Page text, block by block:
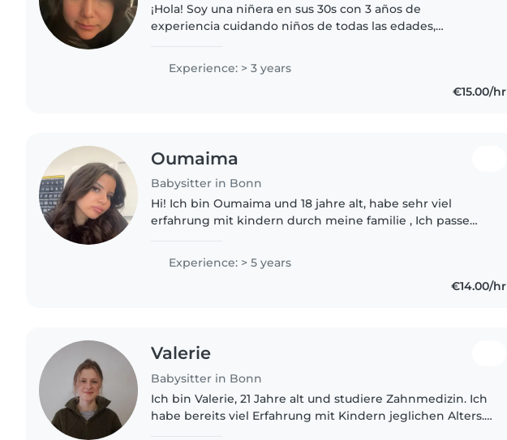
¡Hola! Soy una niñera en sus 30s con 3 años de
experiencia cuidando niños de todas las edades,
Experience: > 3 years
€15.00/hr
Oumaima
Babysitter in Bonn
Hi! Ich bin Oumaima und 18 jahre alt, habe sehr viel
erfahrung mit kindern durch meine familie , Ich passe
Ich bin sehr gut im..
Experience: > 5 years
€14.00/hr
Valerie
Babysitter in Bonn
Ich bin Valerie, 21 Jahre alt und studiere Zahnmedizin. Ich
habe bereits viel Erfahrung mit Kindern jeglichen Alters.